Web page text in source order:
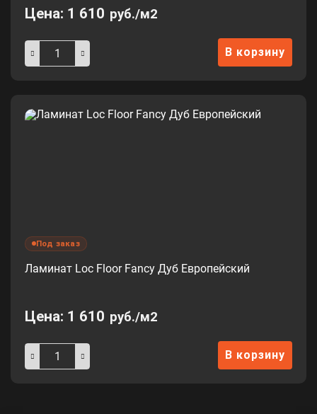
Цена: 1 610 руб./м2
В корзину
Под заказ
Ламинат Loc Floor Fancy Дуб Европейский
Цена: 1 610 руб./м2
В корзину